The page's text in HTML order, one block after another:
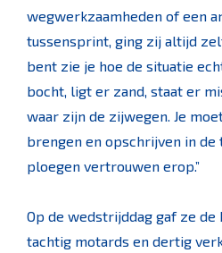
wegwerkzaamheden of een
tussensprint, ging zij altijd
bent zie je hoe de situatie
bocht, ligt er zand, staat er
waar zijn de zijwegen. Je
brengen en opschrijven in de
ploegen vertrouwen erop.”
Op de wedstrijddag gaf ze
tachtig motards en dertig